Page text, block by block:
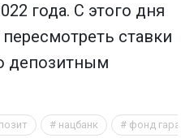
года. С этого дня
ставки
депозитным
нацбанк фонд